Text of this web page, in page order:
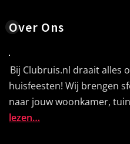
Over Ons
Bij Clubruis.nl draait alles
huisfeesten! Wij brengen
naar jouw woonkamer,
lezen…